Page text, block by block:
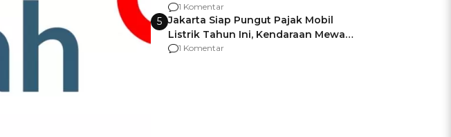
agar Dana Tidak Hangus!
1 Komentar
5 Jakarta Siap Pungut Pajak Mobil
Listrik Tahun Ini, Kendaraan Mewah
Kena hingga 75% PKB
1 Komentar